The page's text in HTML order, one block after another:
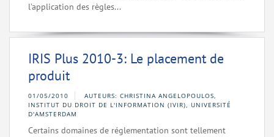
l’application des règles...
IRIS Plus 2010-3: Le placement de
produit
01/05/2010
AUTEURS: CHRISTINA ANGELOPOULOS,
INSTITUT DU DROIT DE L'INFORMATION (IVIR), UNIVERSITÉ
D'AMSTERDAM
Certains domaines de réglementation sont tellement